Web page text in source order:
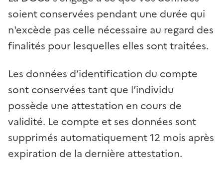
soient conservées pendant une durée qui
n'excède pas celle nécessaire au regard des
finalités pour lesquelles elles sont traitées.
Les données d’identification du compte
sont conservées tant que l’individu
possède une attestation en cours de
validité. Le compte et ses données sont
supprimés automatiquement 12 mois après
expiration de la dernière attestation.